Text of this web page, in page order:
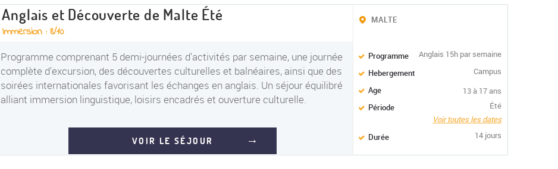
Anglais et Découverte de Malte Été
Immersion : 8/10
Programme comprenant 5 demi-journées d'activités par semaine, une journée
complète d'excursion, des découvertes culturelles et balnéaires, ainsi que des
soirées internationales favorisant les échanges en anglais. Un séjour équilibré
alliant immersion linguistique, loisirs encadrés et ouverture culturelle.
VOIR LE SÉJOUR
MALTE
Programme
Anglais 15h par semaine
Hebergement
Campus
Age
13 à 17 ans
Période
Été
Voir toutes les dates
Durée
14 jours